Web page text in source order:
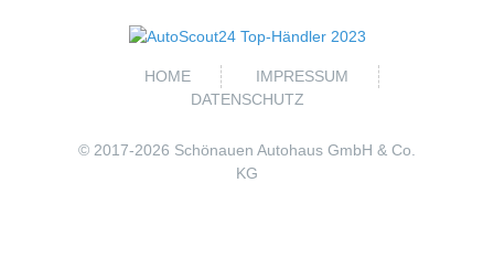
HOME
IMPRESSUM
DATENSCHUTZ
© 2017-2026 Schönauen Autohaus GmbH & Co.
KG